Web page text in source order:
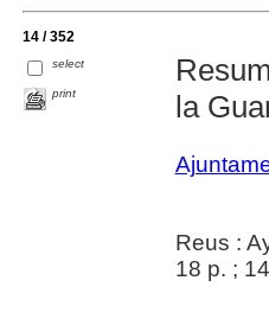
14 / 352
select
print
la
Reus :
18 p. ;